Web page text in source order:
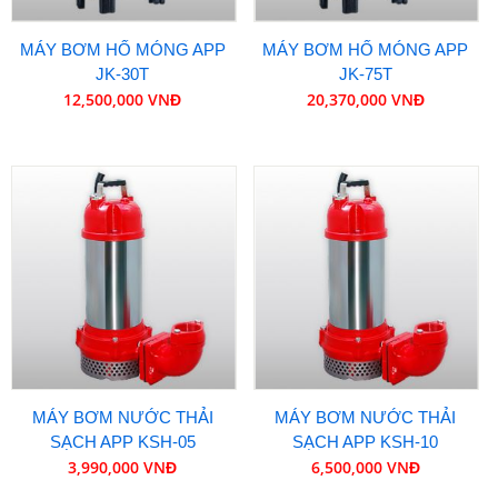
MÁY BƠM HỐ MÓNG APP
JK-30T
12,500,000 VNĐ
MÁY BƠM HỐ MÓNG APP
JK-75T
20,370,000 VNĐ
MÁY BƠM NƯỚC THẢI
SẠCH APP KSH-05
3,990,000 VNĐ
MÁY BƠM NƯỚC THẢI
SẠCH APP KSH-10
6,500,000 VNĐ